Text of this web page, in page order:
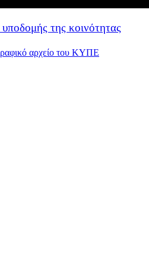
της κοινότητας
αρχείο του ΚΥΠΕ